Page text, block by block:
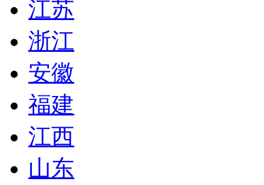
江苏
浙江
安徽
福建
江西
山东